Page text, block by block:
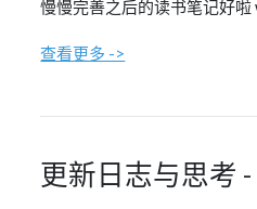
慢慢完善之后的读书笔记好啦
查看更多 ->
更新日志与思考